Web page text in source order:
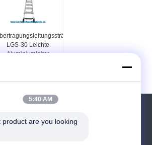
LGS-30 Leichte
Aluminiumleiter
5:40 AM
product are you looking